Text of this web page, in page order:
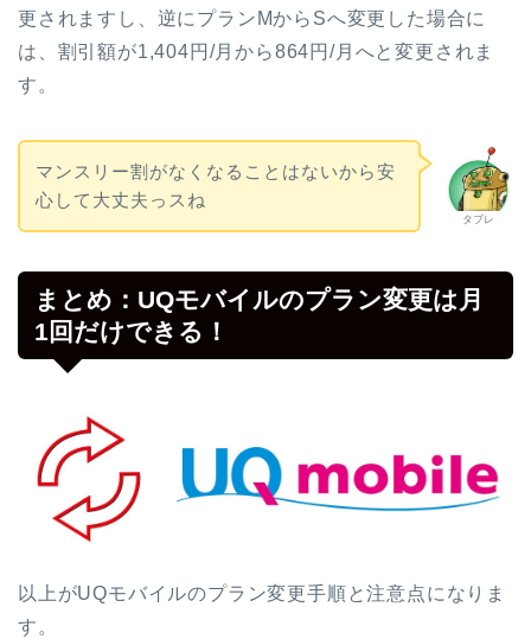
更されますし、逆にプランMからSへ変更した場合に
は、割引額が1,404円/月から864円/月へと変更されま
す。
タブレ
マンスリー割がなくなることはないから安
心して大丈夫っスね
まとめ：UQモバイルのプラン変更は月
1回だけできる！
以上がUQモバイルのプラン変更手順と注意点になりま
す。